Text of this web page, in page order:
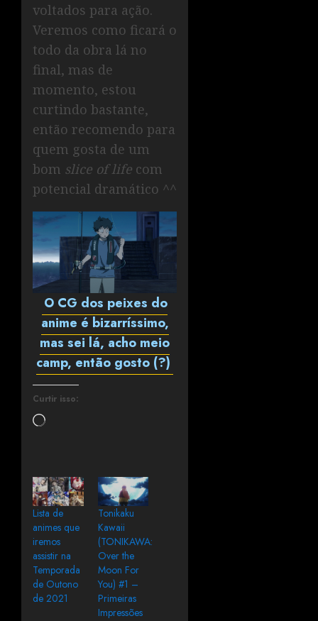
voltados para ação.
Veremos como ficará o
todo da obra lá no
final, mas de
momento, estou
curtindo bastante,
então recomendo para
quem gosta de um
bom slice of life com
potencial dramático ^^
O CG dos peixes do
anime é bizarríssimo,
mas sei lá, acho meio
camp, então gosto (?)
Curtir isso:
Lista de
animes que
iremos
assistir na
Temporada
de Outono
de 2021
Tonikaku
Kawaii
(TONIKAWA:
Over the
Moon For
You) #1 –
Primeiras
Impressões